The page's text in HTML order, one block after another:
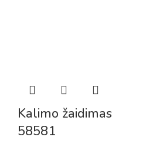
Kalimo žaidimas
58581